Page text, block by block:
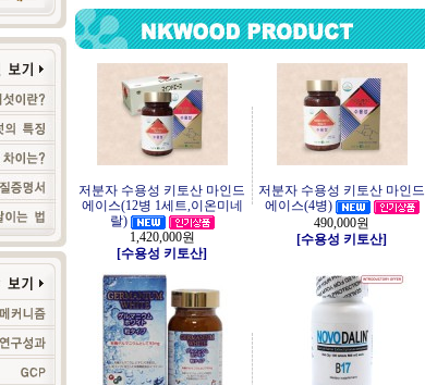
저분자 수용성 키토산 마인드
에이스(12병 1세트,이온미네
랄)
1,420,000원
[수용성 키토산]
저분자 수용성 키토산 마인드
에이스(4병)
490,000원
[수용성 키토산]